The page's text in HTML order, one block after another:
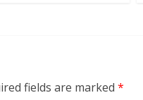
fields are marked *